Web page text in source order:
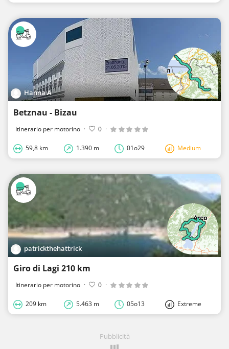
Hanna A
Betznau - Bizau
Itinerario per motorino · 0 ·
59,8 km 1.390 m 01o29 Medium
patrickthehattrick
Giro di Lagi 210 km
Itinerario per motorino · 0 ·
209 km 5.463 m 05o13 Extreme
Pubblicità